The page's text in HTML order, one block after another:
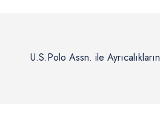
U.S.Polo Assn. ile Ayrıcalıkların